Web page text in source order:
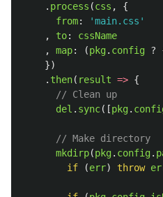
. process (css ,
{
from: 'main.css '
,
to:
cssName
,
map: (pkg. config ?
})
. then( result => {
// Clean up
del . sync([pkg.
// Make directory
mkdirp(pkg. config.
if
(err) throw